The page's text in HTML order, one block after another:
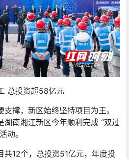
总投资超58亿元
撑，新区始终坚持项目为王。
湖南湘江新区今年顺利完成 “双过
动。
共12个，总投资51亿元，年度投